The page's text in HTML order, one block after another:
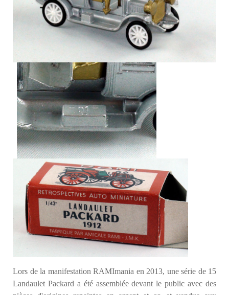
Lors de la manifestation RAMImania en 2013, une série de 15
Landaulet Packard a été assemblée devant le public avec des